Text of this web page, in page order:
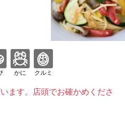
かに クルミ
ます。店頭でお確かめくださ